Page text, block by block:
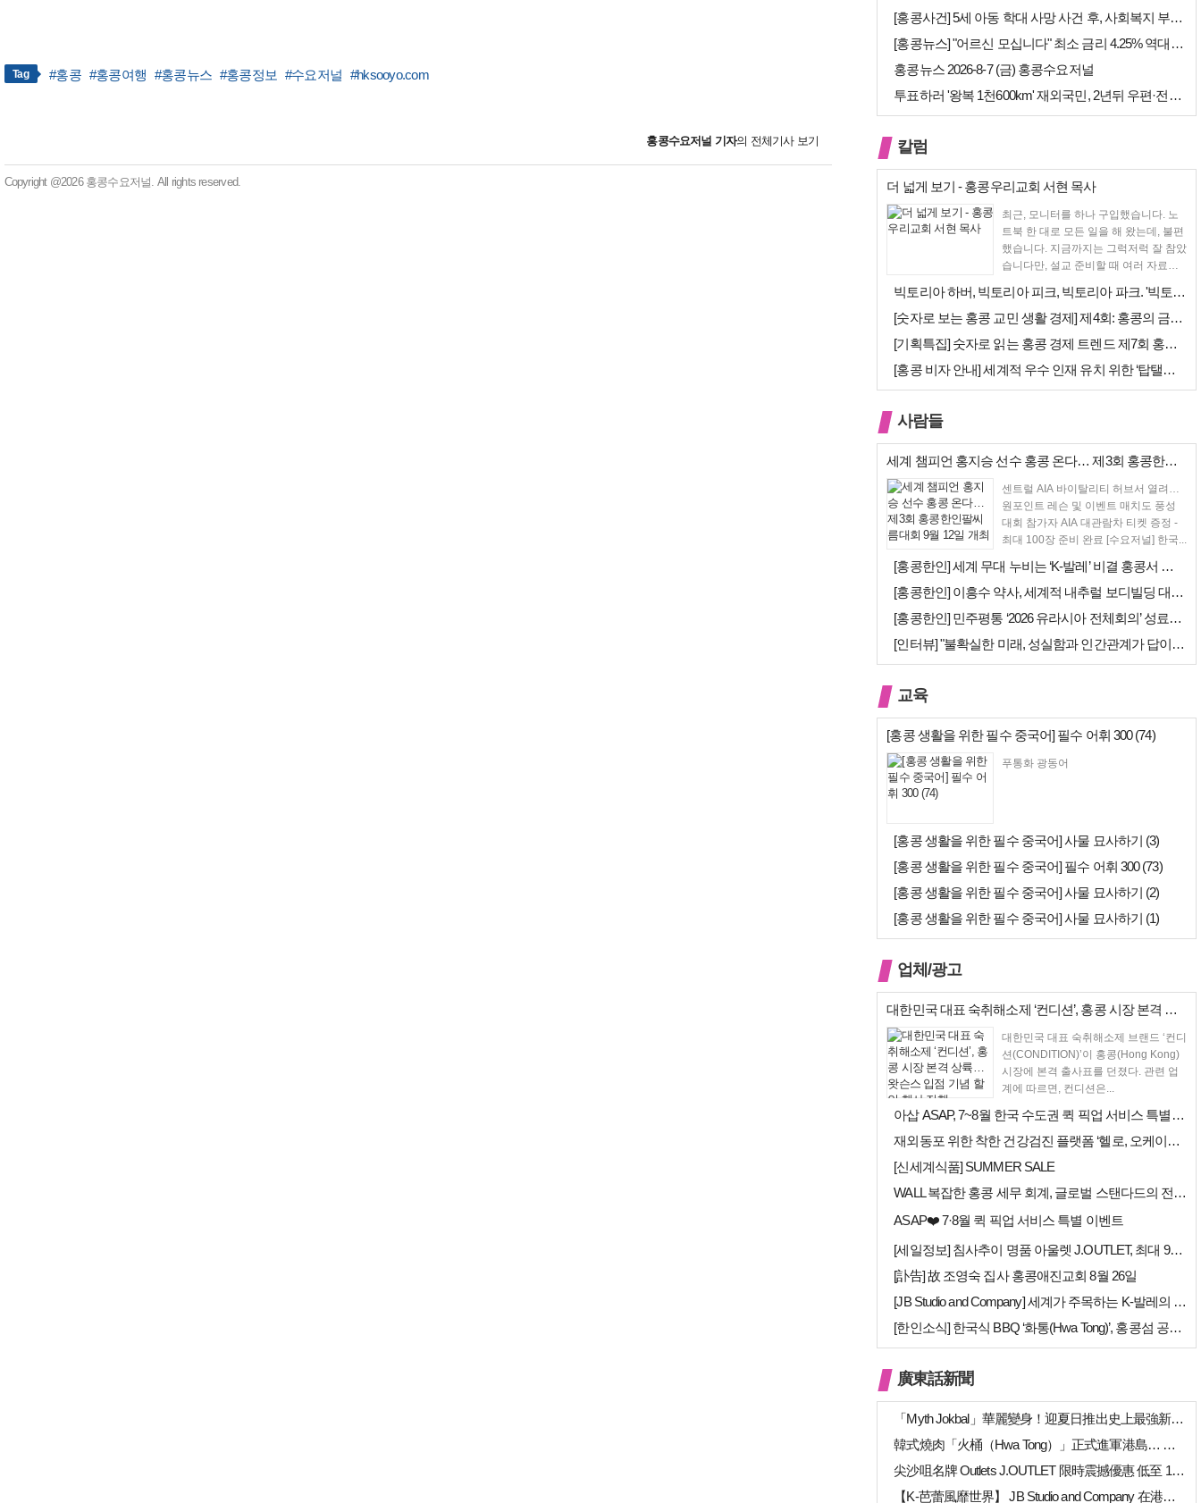
Tag #홍콩 #홍콩여행 #홍콩뉴스 #홍콩정보 #수요저널 #hksooyo.com
홍콩수요저널 기자의 전체기사 보기
Copyright @2026 홍콩수요저널. All rights reserved.
[홍콩사건] 5세 아동 학대 사망 사건 후, 사회복지 부서에 내부 검토 …
[홍콩뉴스] "어르신 모십니다" 최소 금리 4.25% 역대급 혜택, 홍콩…
홍콩뉴스 2026-8-7 (금) 홍콩수요저널
투표하러 '왕복 1천600km' 재외국민, 2년뒤 우편·전자투표 할까
칼럼
더 넓게 보기 - 홍콩우리교회 서현 목사
최근, 모니터를 하나 구입했습니다. 노
트북 한 대로 모든 일을 해 왔는데, 불편
했습니다. 지금까지는 그럭저럭 잘 참았
습니다만, 설교 준비할 때 여러 자료를
빅토리아 하버, 빅토리아 피크, 빅토리아 파크. '빅토리아’의 이름은 어…
[숫자로 보는 홍콩 교민 생활 경제] 제4회: 홍콩의 금융 — 지표 및 …
[기획특집] 숫자로 읽는 홍콩 경제 트렌드 제7회 홍콩 문화·창의 산업…
[홍콩 비자 안내] 세계적 우수 인재 유치 위한 ‘탑탤런트 비자(TTPS…
사람들
세계 챔피언 홍지승 선수 홍콩 온다… 제3회 홍콩한인팔씨름대회 9월 12…
센트럴 AIA 바이탈리티 허브서 열려…
원포인트 레슨 및 이벤트 매치도 풍성
대회 참가자 AIA 대관람차 티켓 증정 -
최대 100장 준비 완료 [수요저널] 한국...
[홍콩한인] 세계 무대 누비는 ‘K-발레’ 비결 홍콩서 연다… 정발레스튜…
[홍콩한인] 이흥수 약사, 세계적 내추럴 보디빌딩 대회 WNBF 홍콩서 …
[홍콩한인] 민주평통 ‘2026 유라시아 전체회의’ 성료… 이재명 대통령…
[인터뷰] "불확실한 미래, 성실함과 인간관계가 답이다"… 최강욱 한은 …
교육
[홍콩 생활을 위한 필수 중국어] 필수 어휘 300 (74)
푸통화 광동어
[홍콩 생활을 위한 필수 중국어] 사물 묘사하기 (3)
[홍콩 생활을 위한 필수 중국어] 필수 어휘 300 (73)
[홍콩 생활을 위한 필수 중국어] 사물 묘사하기 (2)
[홍콩 생활을 위한 필수 중국어] 사물 묘사하기 (1)
업체/광고
대한민국 대표 숙취해소제 ‘컨디션’, 홍콩 시장 본격 상륙… 왓슨스 입점…
대한민국 대표 숙취해소제 브랜드 ‘컨디
션(CONDITION)’이 홍콩(Hong Kong)
시장에 본격 출사표를 던졌다. 관련 업
계에 따르면, 컨디션은...
아삽 ASAP, 7~8월 한국 수도권 퀵 픽업 서비스 특별 프로모션 실시
재외동포 위한 착한 건강검진 플랫폼 ‘헬로, 오케이검진’ 서비스 개시
[신세계식품] SUMMER SALE
WALL 복잡한 홍콩 세무 회계, 글로벌 스탠다드의 전문가들이 답을 드립…
ASAP❤️ 7·8월 퀵 픽업 서비스 특별 이벤트
[세일정보] 침사추이 명품 아울렛 J.OUTLET, 최대 90% 빅 세일…
[訃告] 故 조영숙 집사 홍콩애진교회 8월 26일
[JB Studio and Company] 세계가 주목하는 K-발레의 비…
[한인소식] 한국식 BBQ ‘화통(Hwa Tong)’, 홍콩섬 공략 본격…
廣東話新聞
「Myth Jokbal」華麗變身！迎夏日推出史上最強新菜式陣容
韓式燒肉「火桶（Hwa Tong）」正式進軍港島… 上環、銅鑼灣新店相繼開幕
尖沙咀名牌 Outlets J.OUTLET 限時震撼優惠 低至 1 折（高達 …
【K-芭蕾風靡世界】 JB Studio and Company 在港開幕 引進…